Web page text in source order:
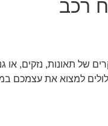
רכב
של תאונות, נזקים, או
למצוא את עצמכם